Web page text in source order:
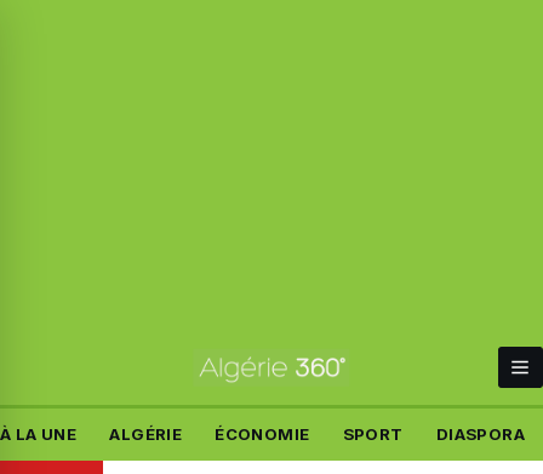
À LA UNE ALGÉRIE ÉCONOMIE SPORT DIASPORA